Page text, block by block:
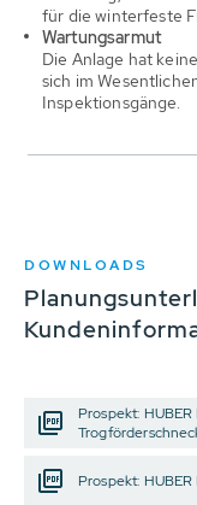
für die winterfeste
Wartungsarmut
Die Anlage hat
sich im
Inspektionsgänge.
DOWNLOADS
Prospekt:
Prospekt: